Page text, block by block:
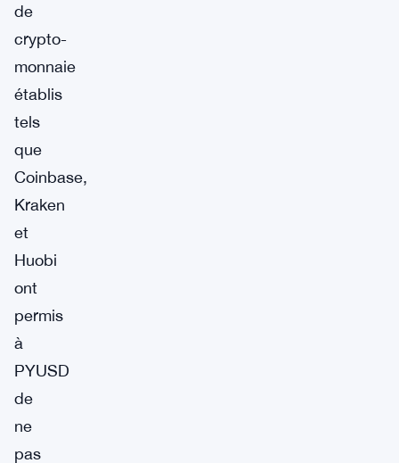
de
crypto-
monnaie
établis
tels
que
Coinbase,
Kraken
et
Huobi
ont
permis
à
PYUSD
de
ne
pas